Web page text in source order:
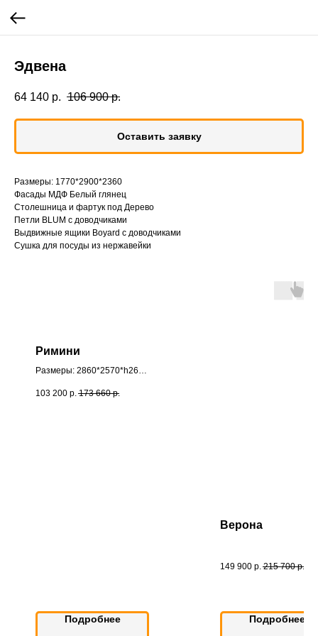
Эдвена
64 140 р. 106 900 р.
Оставить заявку
Размеры: 1770*2900*2360
Фасады МДФ Белый глянец
Столешница и фартук под Дерево
Петли BLUM с доводчиками
Выдвижные ящики Boyard с доводчиками
Сушка для посуды из нержавейки⠀
Римини
Размеры: 2860*2570*h2610
103 200 р. 173 660 р.
Подробнее
Верона
149 900 р. 215 700 р.
Подробнее